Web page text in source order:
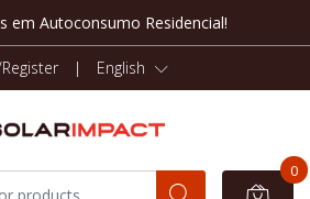
em Autoconsumo Residencial!
| English
0